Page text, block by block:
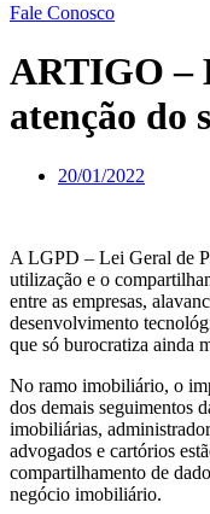
Fale Conosco
ARTIGO –
atenção do
20/01/2022
A LGPD – Lei Geral de
utilização e o
entre as empresas,
desenvolvimento
que só burocratiza ainda
No ramo imobiliário, o
dos demais seguimentos
imobiliárias,
advogados e cartórios
compartilhamento de
negócio imobiliário.